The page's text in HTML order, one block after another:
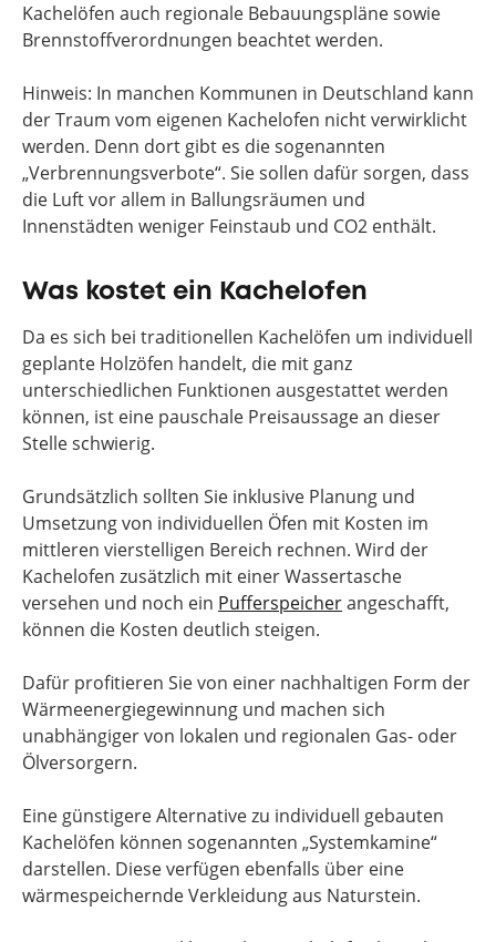
Kachelöfen auch regionale Bebauungspläne sowie
Brennstoffverordnungen beachtet werden.
Hinweis: In manchen Kommunen in Deutschland kann
der Traum vom eigenen Kachelofen nicht verwirklicht
werden. Denn dort gibt es die sogenannten
„Verbrennungsverbote“. Sie sollen dafür sorgen, dass
die Luft vor allem in Ballungsräumen und
Innenstädten weniger Feinstaub und CO2 enthält.
Was kostet ein Kachelofen
Da es sich bei traditionellen Kachelöfen um individuell
geplante Holzöfen handelt, die mit ganz
unterschiedlichen Funktionen ausgestattet werden
können, ist eine pauschale Preisaussage an dieser
Stelle schwierig.
Grundsätzlich sollten Sie inklusive Planung und
Umsetzung von individuellen Öfen mit Kosten im
mittleren vierstelligen Bereich rechnen. Wird der
Kachelofen zusätzlich mit einer Wassertasche
versehen und noch ein Pufferspeicherangeschafft,
können die Kosten deutlich steigen.
Dafür profitieren Sie von einer nachhaltigen Form der
Wärmeenergiegewinnung und machen sich
unabhängiger von lokalen und regionalen Gas- oder
Ölversorgern.
Eine günstigere Alternative zu individuell gebauten
Kachelöfen können sogenannten „Systemkamine“
darstellen. Diese verfügen ebenfalls über eine
wärmespeichernde Verkleidung aus Naturstein.